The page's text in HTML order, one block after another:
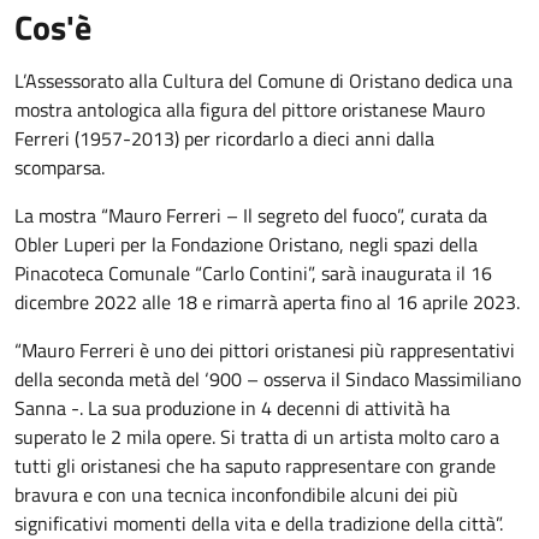
Cos'è
L’Assessorato alla Cultura del Comune di Oristano dedica una
mostra antologica alla figura del pittore oristanese Mauro
Ferreri (1957-2013) per ricordarlo a dieci anni dalla
scomparsa.
La mostra “Mauro Ferreri – Il segreto del fuoco”, curata da
Obler Luperi per la Fondazione Oristano, negli spazi della
Pinacoteca Comunale “Carlo Contini”, sarà inaugurata il 16
dicembre 2022 alle 18 e rimarrà aperta fino al 16 aprile 2023.
“Mauro Ferreri è uno dei pittori oristanesi più rappresentativi
della seconda metà del ‘900 – osserva il Sindaco Massimiliano
Sanna -. La sua produzione in 4 decenni di attività ha
superato le 2 mila opere. Si tratta di un artista molto caro a
tutti gli oristanesi che ha saputo rappresentare con grande
bravura e con una tecnica inconfondibile alcuni dei più
significativi momenti della vita e della tradizione della città”.